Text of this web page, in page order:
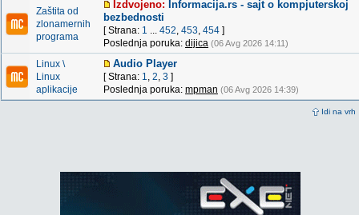
Idi na vrh
Zaštita od
zlonamernih
programa
Izdvojeno: Informacija.rs - sajt o kompjuterskoj
bezbednosti
[ Strana: 1 ... 452, 453, 454 ]
Poslednja poruka: dijica (06 Avg 2026 14:11)
Linux \
Linux
aplikacije
Audio Player
[ Strana: 1, 2, 3 ]
Poslednja poruka: mpman (06 Avg 2026 14:39)